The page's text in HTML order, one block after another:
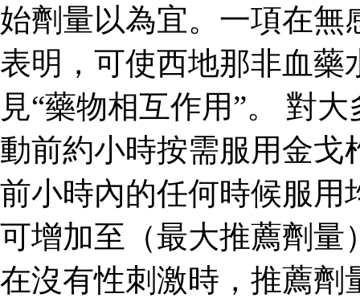
始劑量以為宜。一項在無
表明，可使西地那非血藥
見“藥物相互作用”。 對
動前約小時按需服用金戈
前小時內的任何時候服用
可增加至（最大推薦劑量
在沒有性刺激時，推薦劑